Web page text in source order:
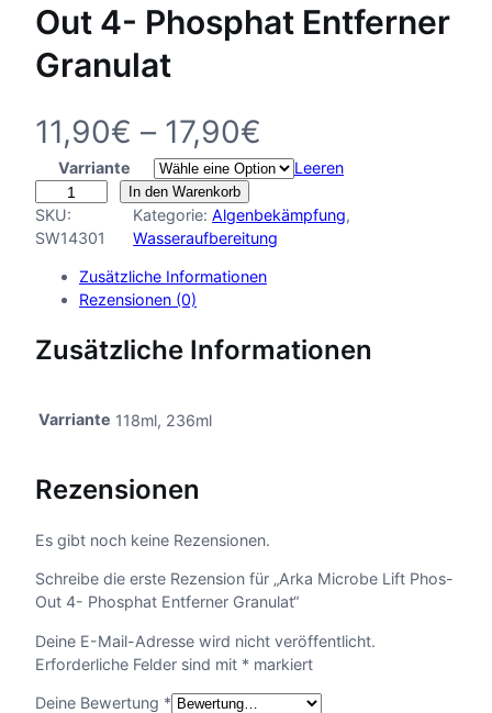
Out 4- Phosphat Entferner
Granulat
11,90€ – 17,90€
r
e
i
s
n
e
:
1
Varriante
Leeren
r
k
r
e
P
o
s
O
u
t
In den Warenkorb
SKU:
SW14301
Kategorie:Algenbekämpfung
Wasseraufbereitung
Zusätzliche Informationen
Rezensionen (0)
Zusätzliche Informationen
Varriante 118ml, 236ml
Rezensionen
Es gibt noch keine Rezensionen.
Schreibe die erste Rezension für „Arka Microbe Lift Phos-
Out 4- Phosphat Entferner Granulat“
Deine E-Mail-Adresse wird nicht veröffentlicht.
Erforderliche Felder sind mit * markiert
Deine Bewertung *